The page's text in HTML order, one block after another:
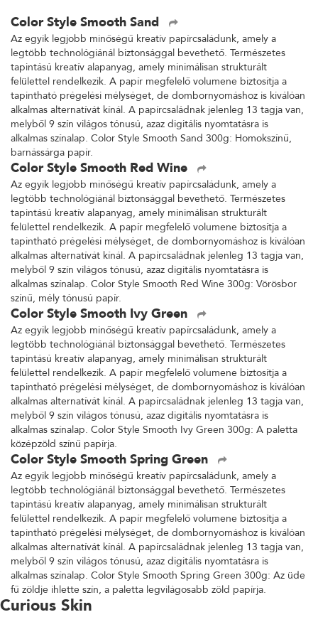
Color Style Smooth Sand
Az egyik legjobb minőségű kreatív papírcsaládunk, amely a
legtöbb technológiánál biztonsággal bevethető. Természetes
tapintású kreatív alapanyag, amely minimálisan strukturált
felülettel rendelkezik. A papír megfelelő volumene biztosítja a
tapintható prégelési mélységet, de dombornyomáshoz is kiválóan
alkalmas alternatívát kínál. A papírcsaládnak jelenleg 13 tagja van,
melyből 9 szín világos tónusú, azaz digitális nyomtatásra is
alkalmas színalap. Color Style Smooth Sand 300g: Homokszínű,
barnássárga papír.
Color Style Smooth Red Wine
Az egyik legjobb minőségű kreatív papírcsaládunk, amely a
legtöbb technológiánál biztonsággal bevethető. Természetes
tapintású kreatív alapanyag, amely minimálisan strukturált
felülettel rendelkezik. A papír megfelelő volumene biztosítja a
tapintható prégelési mélységet, de dombornyomáshoz is kiválóan
alkalmas alternatívát kínál. A papírcsaládnak jelenleg 13 tagja van,
melyből 9 szín világos tónusú, azaz digitális nyomtatásra is
alkalmas színalap. Color Style Smooth Red Wine 300g: Vörösbor
színű, mély tónusú papír.
Color Style Smooth Ivy Green
Az egyik legjobb minőségű kreatív papírcsaládunk, amely a
legtöbb technológiánál biztonsággal bevethető. Természetes
tapintású kreatív alapanyag, amely minimálisan strukturált
felülettel rendelkezik. A papír megfelelő volumene biztosítja a
tapintható prégelési mélységet, de dombornyomáshoz is kiválóan
alkalmas alternatívát kínál. A papírcsaládnak jelenleg 13 tagja van,
melyből 9 szín világos tónusú, azaz digitális nyomtatásra is
alkalmas színalap. Color Style Smooth Ivy Green 300g: A paletta
középzöld színű papírja.
Color Style Smooth Spring Green
Az egyik legjobb minőségű kreatív papírcsaládunk, amely a
legtöbb technológiánál biztonsággal bevethető. Természetes
tapintású kreatív alapanyag, amely minimálisan strukturált
felülettel rendelkezik. A papír megfelelő volumene biztosítja a
tapintható prégelési mélységet, de dombornyomáshoz is kiválóan
alkalmas alternatívát kínál. A papírcsaládnak jelenleg 13 tagja van,
melyből 9 szín világos tónusú, azaz digitális nyomtatásra is
alkalmas színalap. Color Style Smooth Spring Green 300g: Az üde
fű zöldje ihlette szín, a paletta legvilágosabb zöld papírja.
Curious Skin